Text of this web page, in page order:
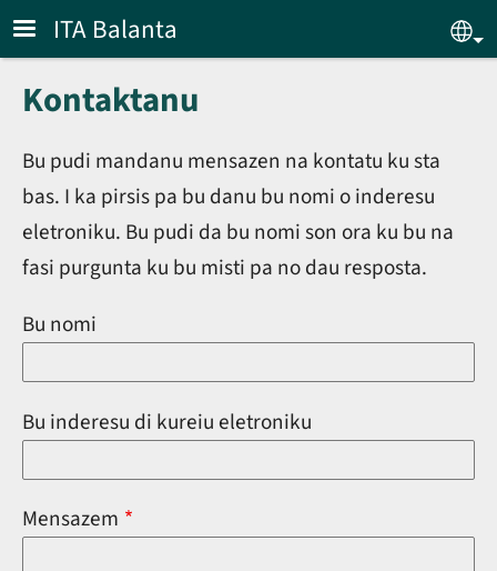
Skip to main content
ITA Balanta
Kontaktanu
Bu pudi mandanu mensazen na kontatu ku sta
bas. I ka pirsis pa bu danu bu nomi o inderesu
eletroniku. Bu pudi da bu nomi son ora ku bu na
fasi purgunta ku bu misti pa no dau resposta.
Bu nomi
Bu inderesu di kureiu eletroniku
Mensazem